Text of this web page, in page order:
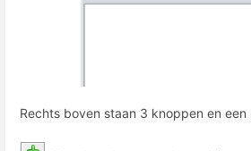
Rechts boven staan 3 knoppen en een